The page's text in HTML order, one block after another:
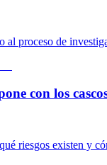
al proceso de
con los
riesgos existen y